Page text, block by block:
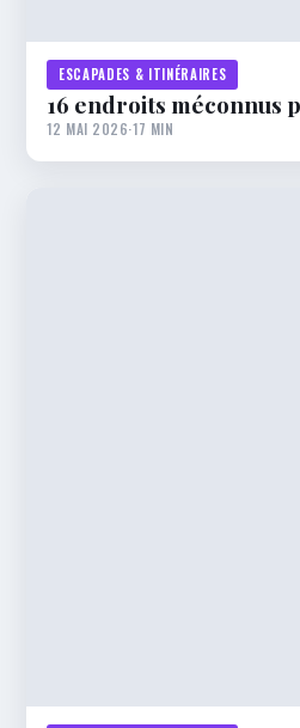
ESCAPADES & ITINÉRAIRES
16 endroits méconnus
12 MAI 2026·17 MIN